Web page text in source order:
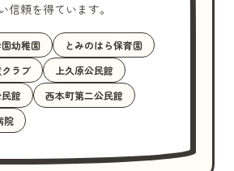
信頼を得ています。
幼稚園
とみのはら保育園
ラブ
上久原公民館
館
西本町第二公民館
院